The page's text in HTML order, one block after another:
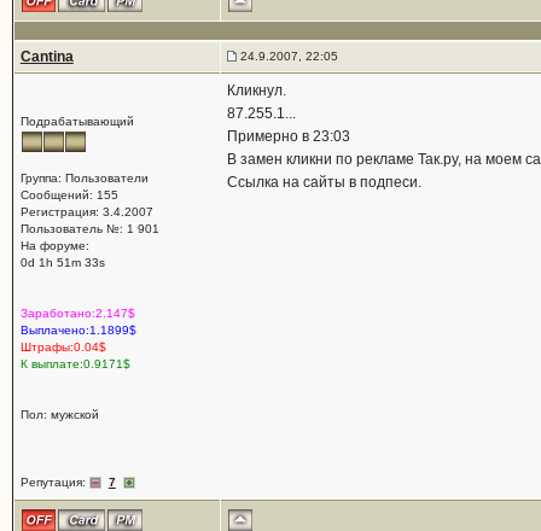
Cantina 24.9.2007, 22:05
Подрабатывающий
Группа: Пользователи
Сообщений: 155
Регистрация: 3.4.2007
Пользователь №: 1 901
На форуме:
0d 1h 51m 33s
Заработано:2.147$
Выплачено:1.1899$
Штрафы:0.04$
К выплате:0.9171$
Пол: мужской
Репутация: 7
Кликнул.
87.255.1...
Примерно в 23:03
В замен кликни по рекламе Так.ру, на моем
Ссылка на сайты в подпеси.